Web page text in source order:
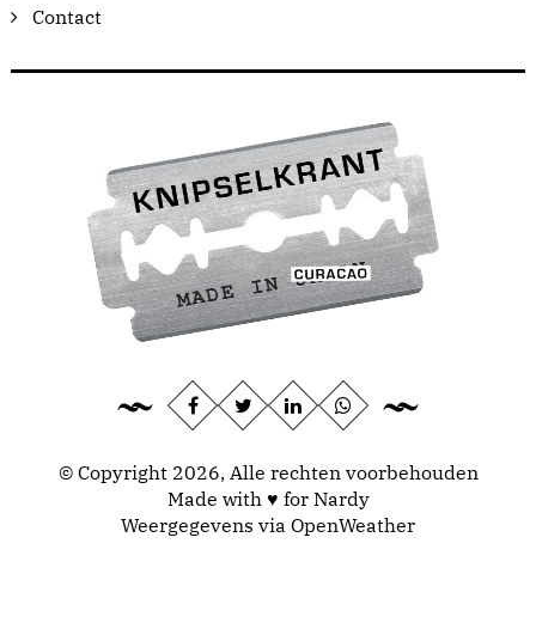
Contact
© Copyright 2026, Alle rechten voorbehouden
Made with ♥ for Nardy
Weergegevens via OpenWeather